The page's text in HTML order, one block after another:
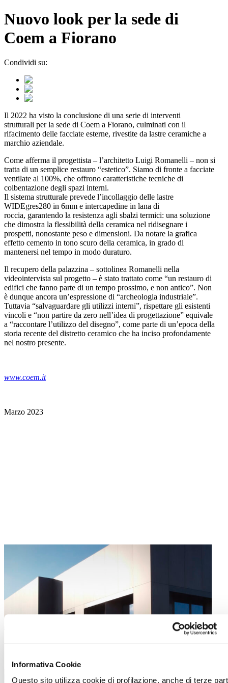
Informativa Cookie
Questo sito utilizza cookie di profilazione, anche di terze
Nuovo look per la sede di
Coem a Fiorano
Condividi su:
Il 2022 ha visto la conclusione di una serie di interventi
strutturali per la sede di Coem a Fiorano, culminati con il
rifacimento delle facciate esterne, rivestite da lastre ceramiche a
marchio aziendale.
Come afferma il progettista – l’architetto Luigi Romanelli – non si
tratta di un semplice restauro “estetico”. Siamo di fronte a facciate
ventilate al 100%, che offrono caratteristiche tecniche di
coibentazione degli spazi interni.
Il sistema strutturale prevede l’incollaggio delle lastre
WIDEgres280 in 6mm e intercapedine in lana di
roccia, garantendo la resistenza agli sbalzi termici: una soluzione
che dimostra la flessibilità della ceramica nel ridisegnare i
prospetti, nonostante peso e dimensioni. Da notare la grafica
effetto cemento in tono scuro della ceramica, in grado di
mantenersi nel tempo in modo duraturo.
Il recupero della palazzina – sottolinea Romanelli nella
videointervista sul progetto – è stato trattato come “un restauro di
edifici che fanno parte di un tempo prossimo, e non antico”. Non
è dunque ancora un’espressione di “archeologia industriale”.
Tuttavia “salvaguardare gli utilizzi interni”, rispettare gli esistenti
vincoli e “non partire da zero nell’idea di progettazione” equivale
a “raccontare l’utilizzo del disegno”, come parte di un’epoca della
storia recente del distretto ceramico che ha inciso profondamente
nel nostro presente.
www.coem.it
Marzo 2023